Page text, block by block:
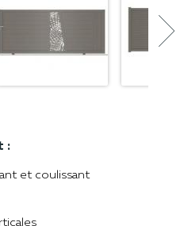

:
et coulissant